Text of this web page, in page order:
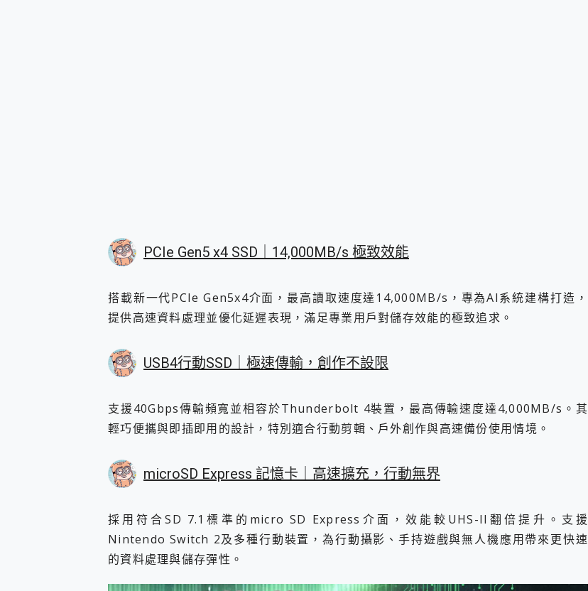
PCIe Gen5 x4 SSD｜14,000MB/s 極致效能
搭載新一代PCIe Gen5x4介面，最高讀取速度達14,000MB/s，專為AI系統建構打造，
提供高速資料處理並優化延遲表現，滿足專業用戶對儲存效能的極致追求。
USB4行動SSD｜極速傳輸，創作不設限
支援40Gbps傳輸頻寬並相容於Thunderbolt 4裝置，最高傳輸速度達4,000MB/s。其
輕巧便攜與即插即用的設計，特別適合行動剪輯、戶外創作與高速備份使用情境。
microSD Express 記憶卡｜高速擴充，行動無界
採用符合SD 7.1標準的micro SD Express介面，效能較UHS-II翻倍提升。支援
Nintendo Switch 2及多種行動裝置，為行動攝影、手持遊戲與無人機應用帶來更快速
的資料處理與儲存彈性。